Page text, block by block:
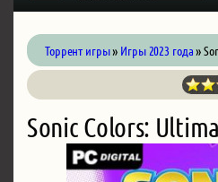
Торрент игры» Игры 2023 года»
Sonic Colors: